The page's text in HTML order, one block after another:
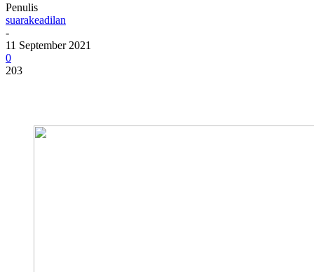
Penulis
suarakeadilan
-
11 September 2021
0
203